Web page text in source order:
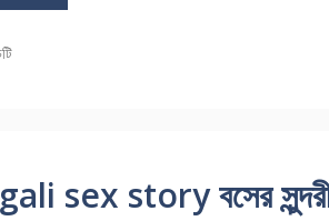
sex story বসের